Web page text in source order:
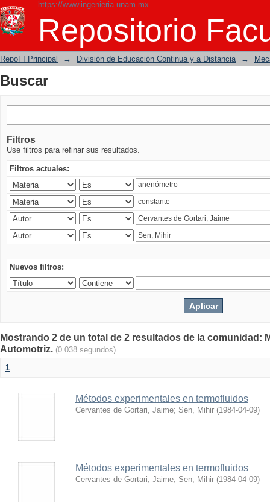
https://www.ingenieria.unam.mx
Repositorio
Buscar
RepoFI Principal → División de Educación Continua y a Distancia →
Buscar
Filtros
Use filtros para refinar sus resultados.
Filtros actuales:
Nuevos filtros:
Mostrando 2 de un total de 2 resultados de la comunidad:
Automotriz. (0.038 segundos)
1
Métodos experimentales en termofluidos
Cervantes de Gortari, Jaime; Sen, Mihir (1984-04-09)
Métodos experimentales en termofluidos
Cervantes de Gortari, Jaime; Sen, Mihir (1984-04-09)